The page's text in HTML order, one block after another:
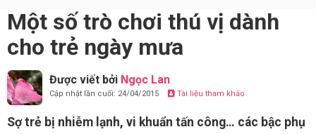
Một số trò chơi thú vị dành
cho trẻ ngày mưa
Được viết bởi Ngọc Lan
Cập nhật lần cuối: 24/04/2015 Tài liệu tham khảo
Sợ trẻ bị nhiễm lạnh, vi khuẩn tấn công… các bậc phụ